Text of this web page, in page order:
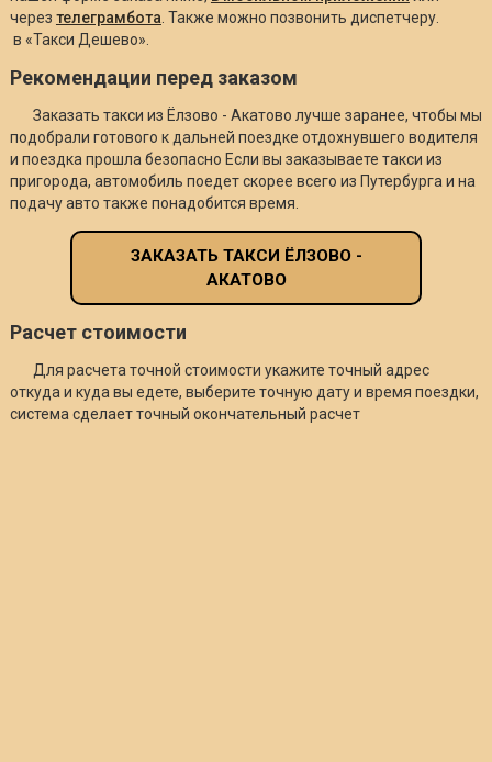
через телеграмбота . Также можно позвонить диспетчеру.
в «Такси Дешево».
Рекомендации перед заказом
Заказать такси из Ёлзово - Акатово лучше заранее, чтобы мы
подобрали готового к дальней поездке отдохнувшего водителя
и поездка прошла безопасно Если вы заказываете такси из
пригорода, автомобиль поедет скорее всего из Путербурга и на
подачу авто также понадобится время.
ЗАКАЗАТЬ ТАКСИ ЁЛЗОВО -
АКАТОВО
Расчет стоимости
Для расчета точной стоимости укажите точный адрес
откуда и куда вы едете, выберите точную дату и время поездки,
система сделает точный окончательный расчет